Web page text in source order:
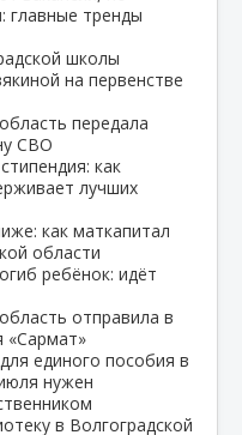
главные тренды
школы
на первенстве
передала
СВО
как
лучших
как маткапитал
области
ребёнок: идёт
отправила в
«Сармат»
единого пособия в
нужен
в Волгоградской